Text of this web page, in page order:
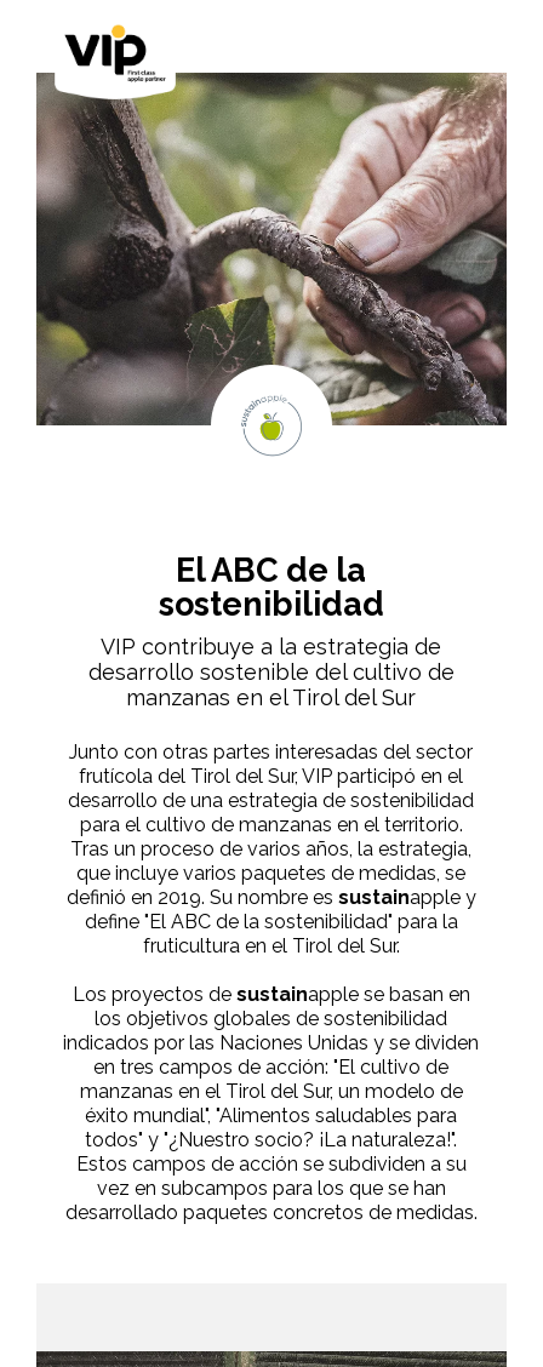
El ABC de la
sostenibilidad
VIP contribuye a la estrategia de
desarrollo sostenible del cultivo de
manzanas en el Tirol del Sur
Junto con otras partes interesadas del sector
frutícola del Tirol del Sur, VIP participó en el
desarrollo de una estrategia de sostenibilidad
para el cultivo de manzanas en el territorio.
Tras un proceso de varios años, la estrategia,
que incluye varios paquetes de medidas, se
definió en 2019. Su nombre es sustainapple y
define "El ABC de la sostenibilidad" para la
fruticultura en el Tirol del Sur.
Los proyectos de sustainapple se basan en
los objetivos globales de sostenibilidad
indicados por las Naciones Unidas y se dividen
en tres campos de acción: "El cultivo de
manzanas en el Tirol del Sur, un modelo de
éxito mundial", "Alimentos saludables para
todos" y "¿Nuestro socio? ¡La naturaleza!".
Estos campos de acción se subdividen a su
vez en subcampos para los que se han
desarrollado paquetes concretos de medidas.